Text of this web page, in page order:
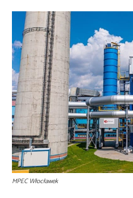
MPEC Włocławek